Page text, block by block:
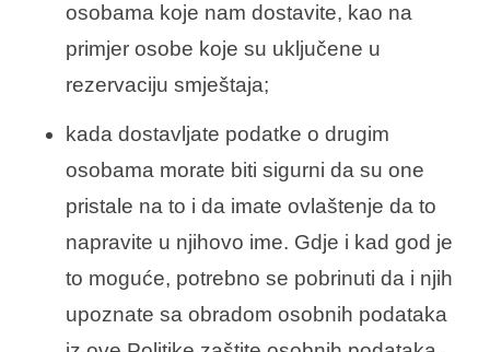
osobama koje nam dostavite, kao na
primjer osobe koje su uključene u
rezervaciju smještaja;
kada dostavljate podatke o drugim
osobama morate biti sigurni da su one
pristale na to i da imate ovlaštenje da to
napravite u njihovo ime. Gdje i kad god je
to moguće, potrebno se pobrinuti da i njih
upoznate sa obradom osobnih podataka